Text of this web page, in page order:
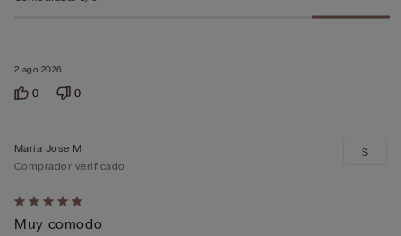
2 ago 2026
0 0
Calificación
de
Maria Jose M
Comprador verificado
Muy comodo
S